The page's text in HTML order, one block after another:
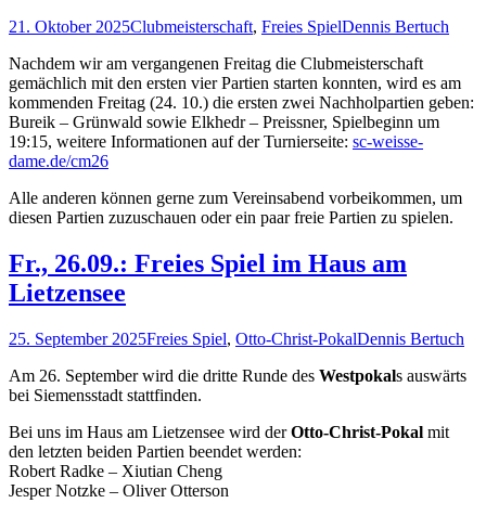
21. Oktober 2025Clubmeisterschaft, Freies SpielDennis Bertuch
Nachdem wir am vergangenen Freitag die Clubmeisterschaft
gemächlich mit den ersten vier Partien starten konnten, wird es am
kommenden Freitag (24. 10.) die ersten zwei Nachholpartien geben:
Bureik – Grünwald sowie Elkhedr – Preissner, Spielbeginn um
19:15, weitere Informationen auf der Turnierseite: sc-weisse-
dame.de/cm26
Alle anderen können gerne zum Vereinsabend vorbeikommen, um
diesen Partien zuzuschauen oder ein paar freie Partien zu spielen.
Fr., 26.09.: Freies Spiel im Haus am
Lietzensee
25. September 2025Freies Spiel, Otto-Christ-PokalDennis Bertuch
Am 26. September wird die dritte Runde des Westpokals auswärts
bei Siemensstadt stattfinden.
Bei uns im Haus am Lietzensee wird derOtto-Christ-Pokal mit
den letzten beiden Partien beendet werden:
Robert Radke – Xiutian Cheng
Jesper Notzke – Oliver Otterson